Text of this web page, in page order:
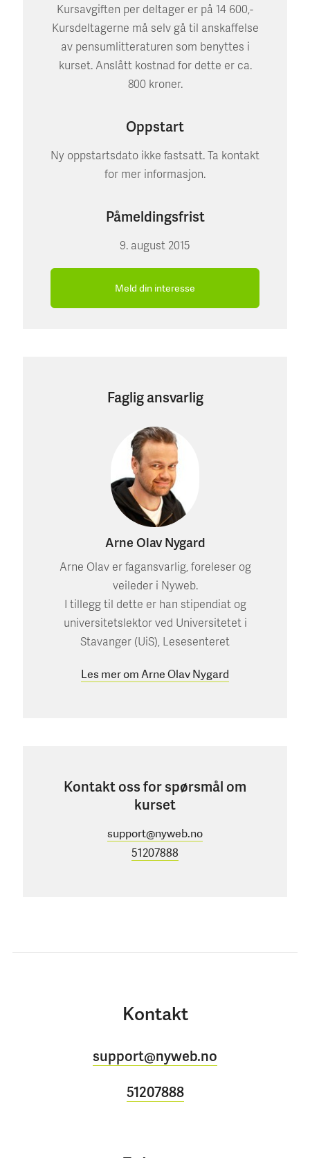
Kursavgiften per deltager er på 14 600,-
Kursdeltagerne må selv gå til anskaffelse
av pensumlitteraturen som benyttes i
kurset. Anslått kostnad for dette er ca.
800 kroner.
Oppstart
Ny oppstartsdato ikke fastsatt. Ta kontakt
for mer informasjon.
Påmeldingsfrist
9. august 2015
Meld din interesse
Faglig ansvarlig
Arne Olav Nygard
Arne Olav er fagansvarlig, foreleser og
veileder i Nyweb.
I tillegg til dette er han stipendiat og
universitetslektor ved Universitetet i
Stavanger (UiS), Lesesenteret
Les mer om Arne Olav Nygard
Kontakt oss for spørsmål om
kurset
support@nyweb.no
51207888
Kontakt
support@nyweb.no
51207888